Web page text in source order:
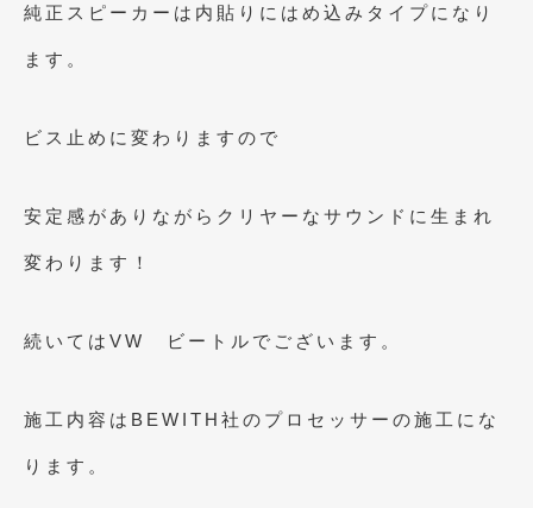
純正スピーカーは内貼りにはめ込みタイプになり
ます。
ビス止めに変わりますので
安定感がありながらクリヤーなサウンドに生まれ
変わります！
続いてはVW ビートルでございます。
施工内容はBEWITH社のプロセッサーの施工にな
ります。